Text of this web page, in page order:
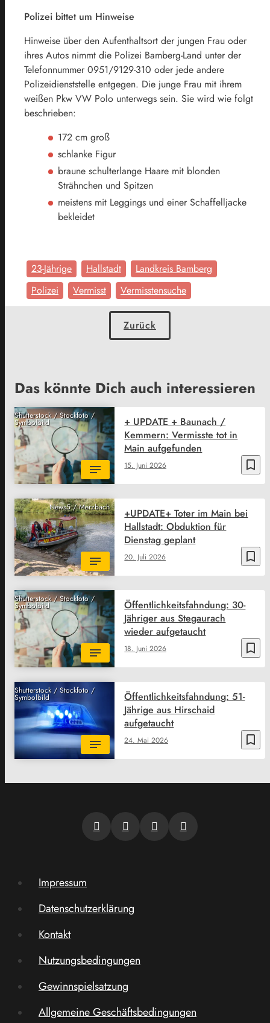
Polizei bittet um Hinweise
Hinweise über den Aufenthaltsort der jungen Frau oder
ihres Autos nimmt die Polizei Bamberg-Land unter der
Telefonnummer 0951/9129-310 oder jede andere
Polizeidienststelle entgegen. Die junge Frau mit ihrem
weißen Pkw VW Polo unterwegs sein. Sie wird wie folgt
beschrieben:
172 cm groß
schlanke Figur
braune schulterlange Haare mit blonden
Strähnchen und Spitzen
meistens mit Leggings und einer Schaffelljacke
bekleidet
23-Jährige Hallstadt
Landkreis Bamberg
Polizei
Vermisst Vermisstensuche
Zurück
Das könnte Dich auch interessieren
Shutterstock / Stockfoto /
Symbolbild
bookmark_border
15. Juni 2026
+ UPDATE + Baunach /
Kemmern: Vermisste tot in
Main aufgefunden
News5 / Merzbach
bookmark_border
20. Juli 2026
+UPDATE+ Toter im Main bei
Hallstadt: Obduktion für
Dienstag geplant
Shutterstock / Stockfoto /
Symbolbild
bookmark_border
18. Juni 2026
Öffentlichkeitsfahndung: 30-
Jähriger aus Stegaurach
wieder aufgetaucht
Shutterstock / Stockfoto /
Symbolbild
bookmark_border
24. Mai 2026
Öffentlichkeitsfahndung: 51-
Jährige aus Hirschaid
aufgetaucht
Impressum
Datenschutzerklärung
Kontakt
Nutzungsbedingungen
Gewinnspielsatzung
Allgemeine Geschäftsbedingungen